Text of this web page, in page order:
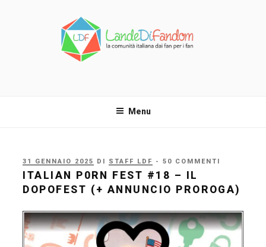
Menu
PUBBLICATO
IL
31 GENNAIO 2025 DI STAFF LDF - 50 COMMENTI
ITALIAN P0RN FEST #18 – IL
DOPOFEST (+ ANNUNCIO PROROGA)